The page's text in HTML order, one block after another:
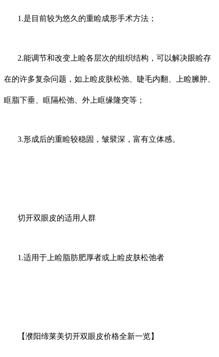
1.是目前较为悠久的重睑成形手术方法；
2.能调节和改变上睑各层次的组织结构，可以解决眼睑存
在的许多复杂问题，如上睑皮肤松弛、睫毛内翻、上睑臃肿、
眶脂下垂、眶隔松弛、外上眶缘隆突等；
3.形成后的重睑较稳固，皱襞深，富有立体感。
切开双眼皮的适用人群
1.适用于上睑脂肪肥厚者或上睑皮肤松弛者
【濮阳缔莱美切开双眼皮价格全新一览】